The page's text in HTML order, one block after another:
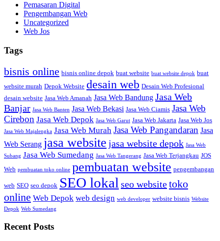
Pemasaran Digital
Pengembangan Web
Uncategorized
Web Jos
Tags
bisnis online bisnis online depok buat website buat website depok buat
website murah Depok Website desain web Desain Web Profesional
desain website Jasa Web Amanah Jasa Web Bandung Jasa Web
Banjar Jasa Web Banten Jasa Web Bekasi Jasa Web Ciamis Jasa Web
Cirebon Jasa Web Depok Jasa Web Garut Jasa Web Jakarta Jasa Web Jos
Jasa Web Majalengka Jasa Web Murah Jasa Web Pangandaran Jasa
Web Serang jasa website jasa website depok Jasa Web
Subang Jasa Web Sumedang Jasa Web Tangerang Jasa Web Terjangkau JOS
Web pembuatan toko online pembuatan website pengembangan
web SEO seo depok SEO lokal seo websitetoko
online Web Depok web design web developer website bisnis Website
Depok Web Sumedang
Recent Posts